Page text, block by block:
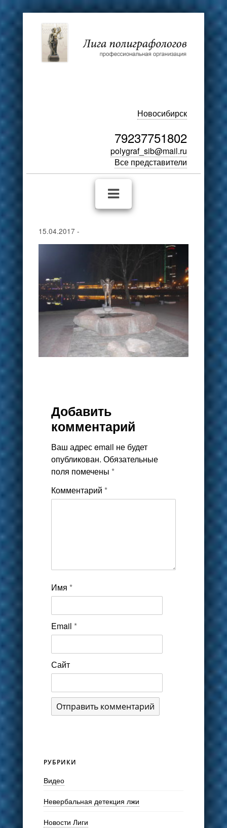
Новосибирск
79237751802
polygraf_sib@mail.ru
Все представители
15.04.2017 -
Добавить
комментарий
Ваш адрес email не будет
опубликован. Обязательные
поля помечены *
Комментарий *
Имя *
Email *
Сайт
РУБРИКИ
Видео
Невербальная детекция лжи
Новости Лиги